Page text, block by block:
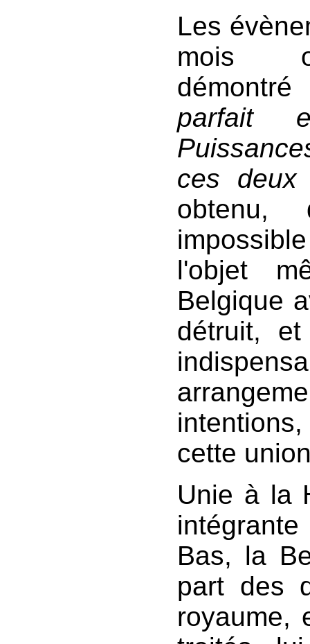
Les
mois
parfait
ces deux
obtenu,
l'objet
Belgique
détruit,
cette
Unie à la
Bas, la
part des
royaume,